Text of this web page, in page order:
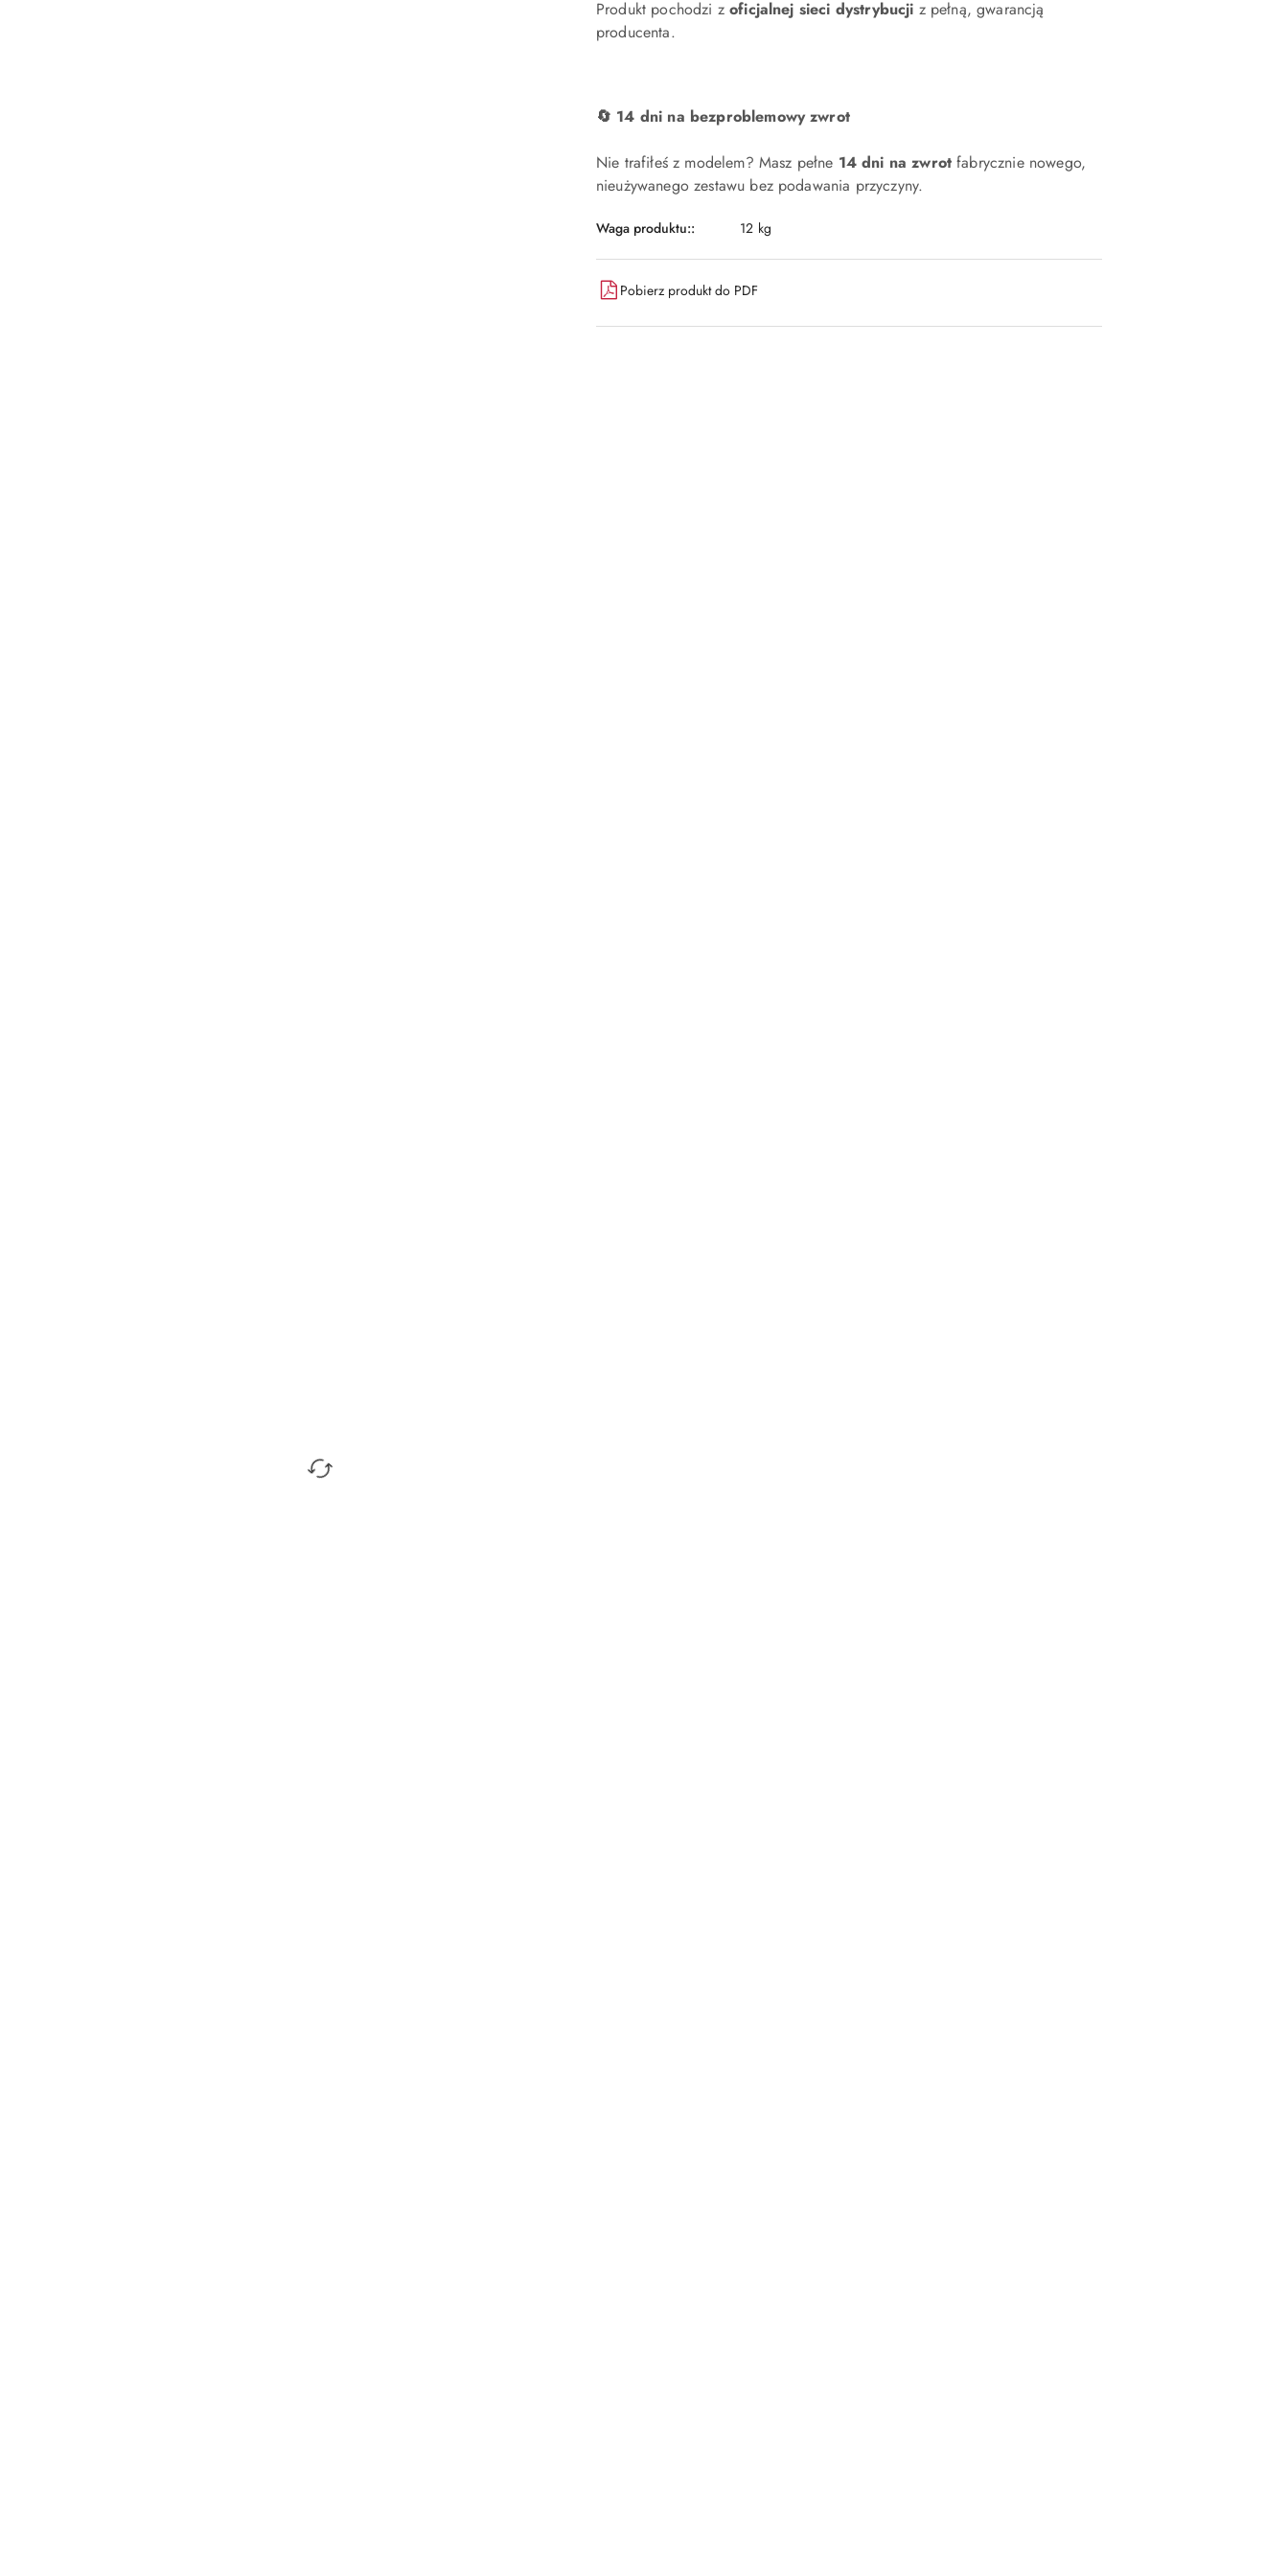
Produkt pochodzi zoficjalnej sieci dystrybucji z pełną, gwarancją
producenta.
🔄 14 dni na bezproblemowy zwrot
Nie trafiłeś z modelem? Masz pełne 14 dni na zwrot fabrycznie nowego,
nieużywanego zestawu bez podawania przyczyny.
Waga produktu:: 12 kg
Pobierz produkt do PDF